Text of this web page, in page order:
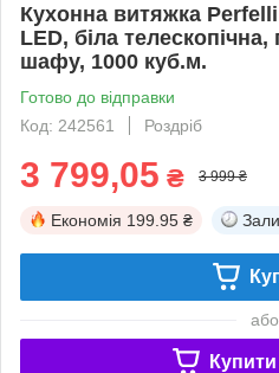
Кухонна витяжка
LED, біла
шафу, 1000 куб.м.
Готово до відправки
Код: 242561
Роздріб
3 799,05 ₴ 3 999 ₴
Економія 199.95 ₴
або
Купити